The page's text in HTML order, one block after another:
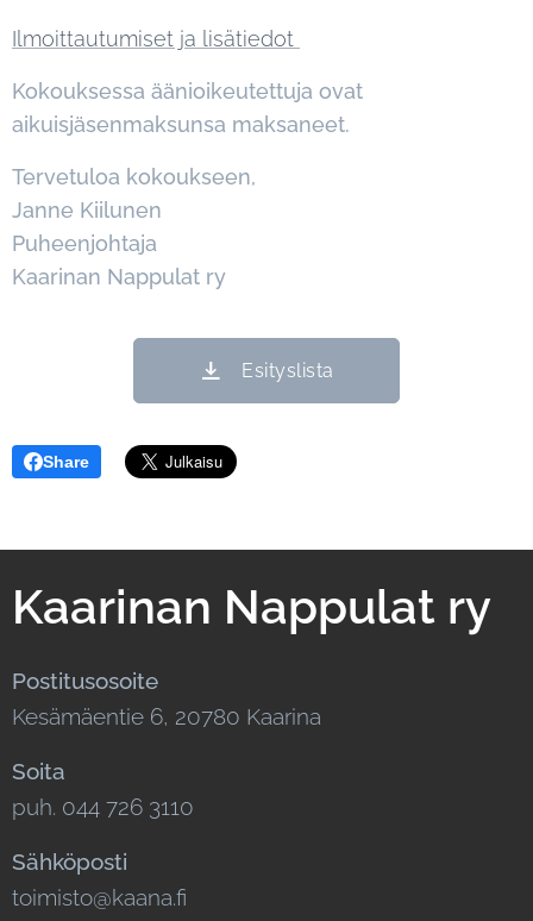
Ilmoittautumiset ja lisätiedot
Kokouksessa äänioikeutettuja ovat
aikuisjäsenmaksunsa maksaneet.
Tervetuloa kokoukseen,
Janne Kiilunen
Puheenjohtaja
Kaarinan Nappulat ry
Esityslista
Share
Kaarinan Nappulat ry
Postitusosoite
Kesämäentie 6, 20780 Kaarina
Soita
puh. 044 726 3110
Sähköposti
toimisto@kaana.fi